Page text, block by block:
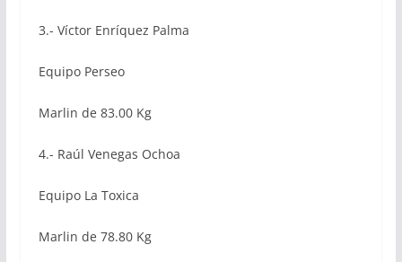
3.- Víctor Enríquez Palma
Equipo Perseo
Marlin de 83.00 Kg
4.- Raúl Venegas Ochoa
Equipo La Toxica
Marlin de 78.80 Kg